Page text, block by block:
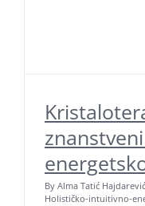
By Alma Tatić Hajdarević
Holističko-intuitivno-